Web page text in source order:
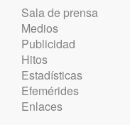
Sala de prensa
Medios
Publicidad
Hitos
Estadísticas
Efemérides
Enlaces